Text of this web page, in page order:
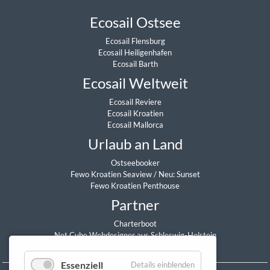
Ecosail Ostsee
Ecosail Flensburg
Ecosail Heiligenhafen
Ecosail Barth
Ecosail Weltweit
Ecosail Reviere
Ecosail Kroatien
Ecosail Mallorca
Urlaub an Land
Ostseebooker
Fewo Kroatien Seaview/ Neu: Sunset
Fewo Kroatien Penthouse
Partner
Charterboot
Net Cube Webdesigner aus Schleswig-Holstein
Essenziell Details einblenden